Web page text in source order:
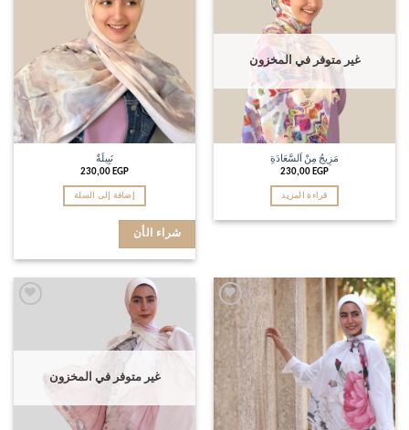
غير متوفر في المخزون
مَزِيجُ مِنْ اَلسَّعَادَةِ
230,00 EGP
قراءة المزيد
نَبِيلَةٌ
230,00 EGP
إضافة إلى السلة
شراء الأن
Add to
wishlist
غير متوفر في المخزون